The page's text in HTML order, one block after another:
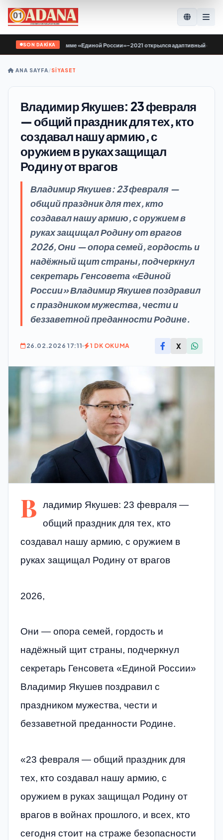
SON DAKİKA
по Народной программе «Единой России»-2021 открылся адаптивный
ANA SAYFA/SİYASET
Владимир Якушев: 23 февраля
— общий праздник для тех, кто
создавал нашу армию, с
оружием в руках защищал
Родину от врагов
Владимир Якушев: 23 февраля —
общий праздник для тех, кто
создавал нашу армию, с оружием в
руках защищал Родину от врагов
2026, Они — опора семей, гордость и
надёжный щит страны, подчеркнул
секретарь Генсовета «Единой
России» Владимир Якушев поздравил
с праздником мужества, чести и
беззаветной преданности Родине.
26.02.2026 17:11 1 DK OKUMA X
В
ладимир Якушев: 23 февраля —
общий праздник для тех, кто
создавал нашу армию, с оружием в
руках защищал Родину от врагов
2026,
Они — опора семей, гордость и
надёжный щит страны, подчеркнул
секретарь Генсовета «Единой России»
Владимир Якушев поздравил с
праздником мужества, чести и
беззаветной преданности Родине.
«23 февраля — общий праздник для
тех, кто создавал нашу армию, с
оружием в руках защищал Родину от
врагов в войнах прошлого, и всех, кто
сегодня стоит на страже безопасности